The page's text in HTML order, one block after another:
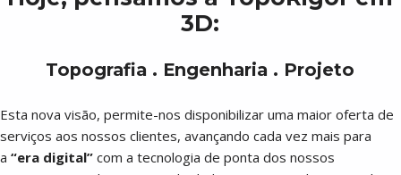
3D:
Topografia . Engenharia . Projeto
Esta nova visão, permite-nos disponibilizar uma maior oferta de
serviços aos nossos clientes, avançando cada vez mais para
a “era digital” com a tecnologia de ponta dos nossos